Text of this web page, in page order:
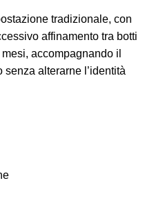
tradizionale, con
affinamento tra botti
accompagnando il
alterarne l’identità